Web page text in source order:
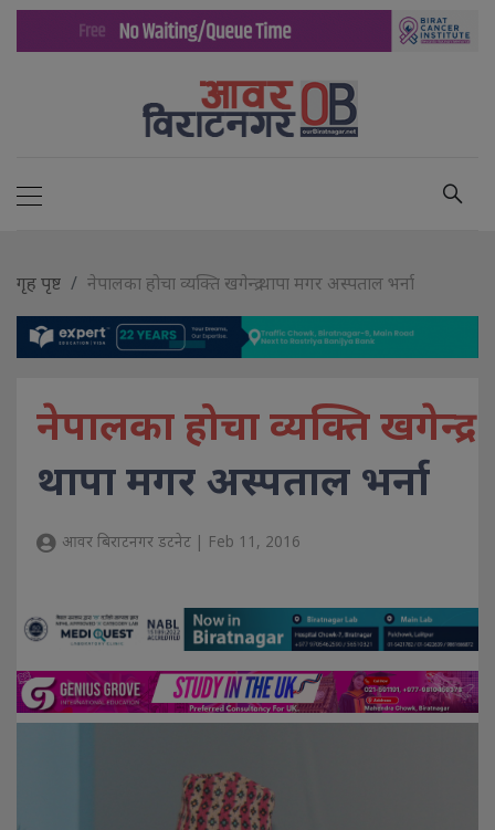
गृह पृष्ट नेपालका होचा व्यक्ति खगेन्द्र थापा मगर अस्पताल भर्ना
नेपालका होचा व्यक्ति खगेन्द्र
थापा मगर अस्पताल भर्ना
आवर बिराटनगर डटनेट | Feb 11, 2016